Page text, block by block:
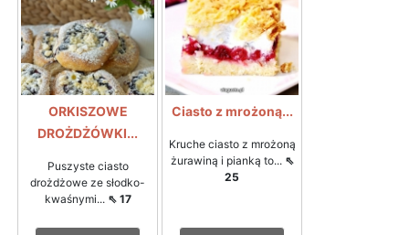
ORKISZOWE
DROŻDŻÓWKI...
Puszyste ciasto
drożdżowe ze słodko-
kwaśnymi... ⇖ 17
Ciasto z mrożoną...
Kruche ciasto z mrożoną
żurawiną i pianką to... ⇖
25